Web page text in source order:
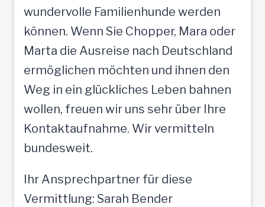
wundervolle Familienhunde werden
können. Wenn Sie Chopper, Mara oder
Marta die Ausreise nach Deutschland
ermöglichen möchten und ihnen den
Weg in ein glückliches Leben bahnen
wollen, freuen wir uns sehr über Ihre
Kontaktaufnahme. Wir vermitteln
bundesweit.
Ihr Ansprechpartner für diese
Vermittlung: Sarah Bender